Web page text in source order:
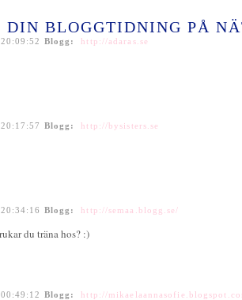
DIN BLOGGTIDNING PÅ
Blogg: http://adaras.se
Blogg: http://bysisters.se
Blogg: http://semaa.blogg.se/
du träna hos? :)
Blogg: http://